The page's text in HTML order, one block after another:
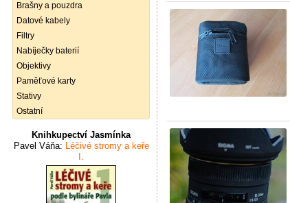
Brašny a pouzdra
Datové kabely
Filtry
Nabíječky baterií
Objektivy
Paměťové karty
Stativy
Ostatní
Knihkupectví Jasmínka
Pavel Váňa: Léčivé stromy a keře
I.